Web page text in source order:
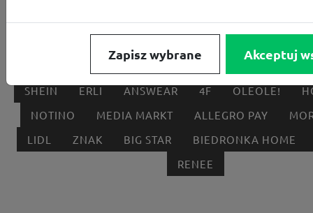
LOUNGE BY ZALANDO
HOMLA
SHEIN
ERLI ANSWEAR 4F OLEOLE!
NOTINO
MEDIA MARKT ALLEGRO PAY
LIDL
ZNAK BIG STAR
BIEDRONKA HOME
RENEE
Zapisz wybrane Akceptuj